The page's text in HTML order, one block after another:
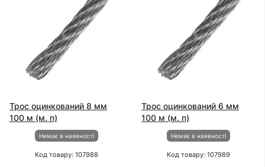
Трос оцинкований 8 мм
100 м (м. п)
Немає в наявності
Код товару: 107988
Трос оцинкований 6 мм
100 м (м. п)
Немає в наявності
Код товару: 107989